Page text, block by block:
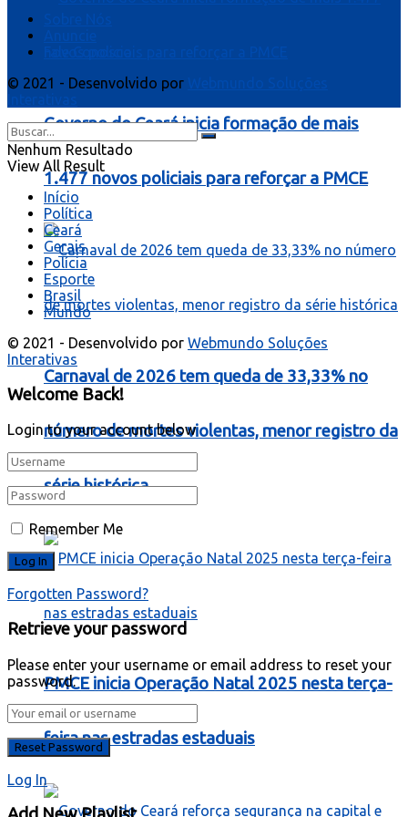
Governo do Ceará inicia formação de mais
1.477 novos policiais para reforçar a PMCE
Carnaval de 2026 tem queda de 33,33% no
número de mortes violentas, menor registro da
série histórica
PMCE inicia Operação Natal 2025 nesta terça-
feira nas estradas estaduais
© 2021 - Desenvolvido por
Nenhum Resultado
View All Result
Início
Política
Ceará
Gerais
Polícia
Esporte
Brasil
Mundo
© 2021 - Desenvolvido por Webmundo Soluções
Interativas
Welcome Back!
Login to your account below
Remember Me
Forgotten Password?
Retrieve your password
Please enter your username or email address to reset your
password.
Log In